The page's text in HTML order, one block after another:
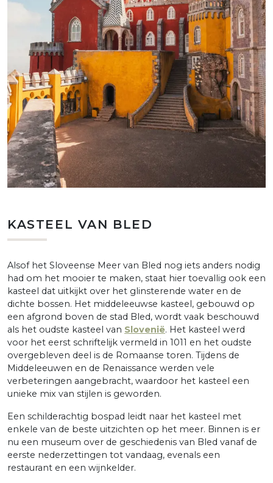
KASTEEL VAN BLED
Alsof het Sloveense Meer van Bled nog iets anders nodig
had om het mooier te maken, staat hier toevallig ook een
kasteel dat uitkijkt over het glinsterende water en de
dichte bossen. Het middeleeuwse kasteel, gebouwd op
een afgrond boven de stad Bled, wordt vaak beschouwd
als het oudste kasteel van Slovenië. Het kasteel werd
voor het eerst schriftelijk vermeld in 1011 en het oudste
overgebleven deel is de Romaanse toren. Tijdens de
Middeleeuwen en de Renaissance werden vele
verbeteringen aangebracht, waardoor het kasteel een
unieke mix van stijlen is geworden.
Een schilderachtig bospad leidt naar het kasteel met
enkele van de beste uitzichten op het meer. Binnen is er
nu een museum over de geschiedenis van Bled vanaf de
eerste nederzettingen tot vandaag, evenals een
restaurant en een wijnkelder.